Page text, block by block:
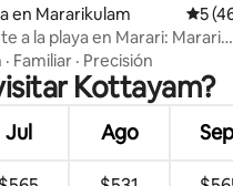
en Mararikulam
5
a la playa en Marari: Marari
· Familiar · Precisión
Kottayam?
Jul Ago